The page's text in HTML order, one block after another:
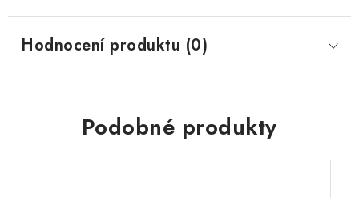
Hodnocení produktu (0)
Podobné produkty